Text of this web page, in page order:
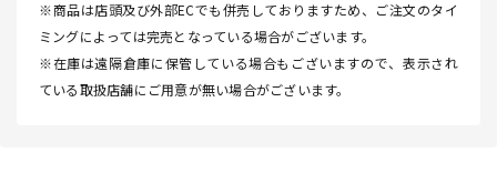
※商品は店頭及び外部ECでも併売しておりますため、ご注文のタイ
ミングによっては完売となっている場合がございます。
※在庫は遠隔倉庫に保管している場合もございますので、表示され
ている取扱店舗にご用意が無い場合がございます。